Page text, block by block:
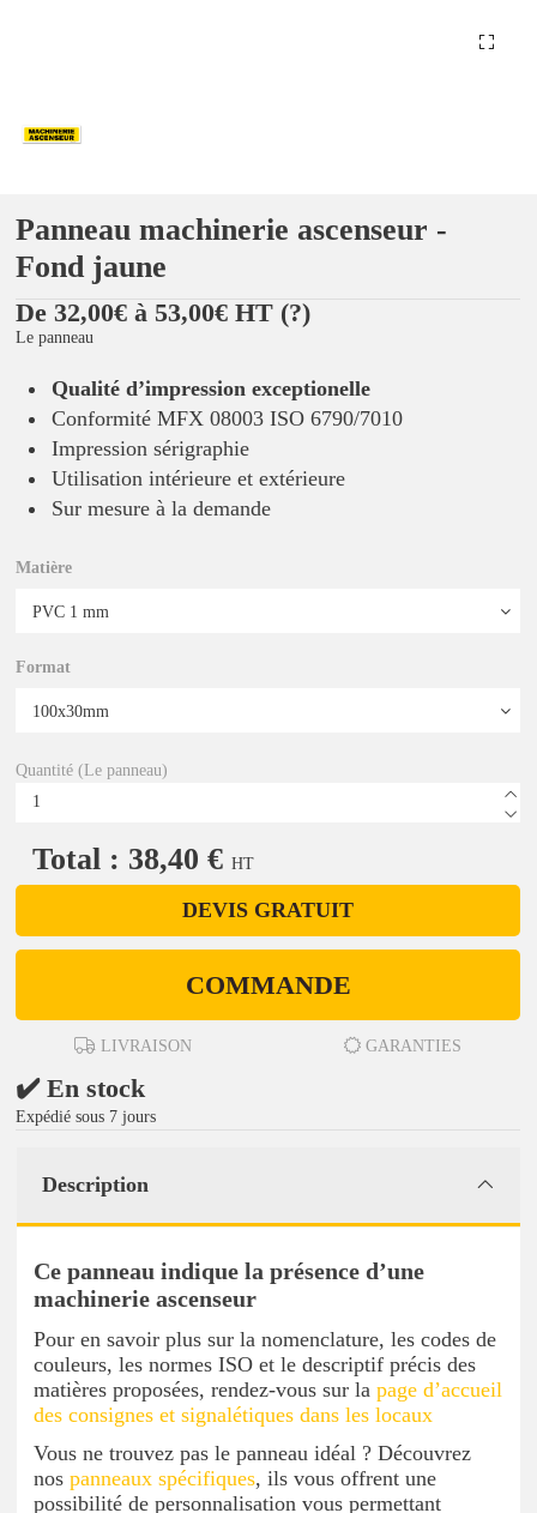
Panneau machinerie ascenseur -
Fond jaune
De 32,00€ à 53,00€ HT (?)
Le panneau
Qualité d’impression exceptionelle
Conformité MFX 08003 ISO 6790/7010
Impression sérigraphie
Utilisation intérieure et extérieure
Sur mesure à la demande
Matière
Format
Quantité (Le panneau)
Total : 38,40 € HT
DEVIS GRATUIT
COMMANDE
LIVRAISON GARANTIES
✔️ En stock
Expédié sous 7 jours
Description
Ce panneau indique la présence d’une
machinerie ascenseur
Pour en savoir plus sur la nomenclature, les codes de
couleurs, les normes ISO et le descriptif précis des
matières proposées, rendez-vous sur la page d’accueil
des consignes et signalétiques dans les locaux
Vous ne trouvez pas le panneau idéal ? Découvrez
nos panneaux spécifiques, ils vous offrent une
possibilité de personnalisation vous permettant